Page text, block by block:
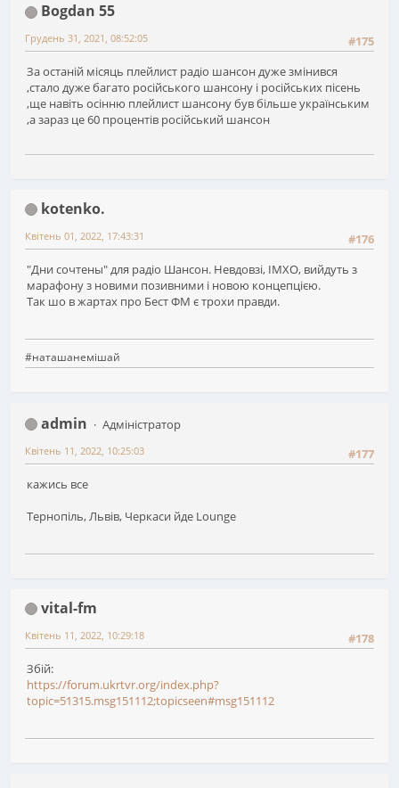
Bogdan 55
#175
Грудень 31, 2021, 08:52:05
За останій місяць плейлист радіо шансон дуже змінився
,стало дуже багато російського шансону і російських пісень
,ще навіть осінню плейлист шансону був більше українським
,а зараз це 60 процентів російський шансон
kotenko.
#176
Квітень 01, 2022, 17:43:31
"Дни сочтены" для радіо Шансон. Невдовзі, ІМХО, вийдуть з
марафону з новими позивними і новою концепцією.
Так шо в жартах про Бест ФМ є трохи правди.
#наташанемішай
admin
Адміністратор
#177
Квітень 11, 2022, 10:25:03
кажись все
Тернопіль, Львів, Черкаси йде Lounge
vital-fm
#178
Квітень 11, 2022, 10:29:18
Збій:
https://forum.ukrtvr.org/index.php?
topic=51315.msg151112;topicseen#msg151112